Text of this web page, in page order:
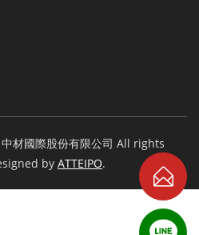
材國際股份有限公司 All rights
by ATTEIPO.